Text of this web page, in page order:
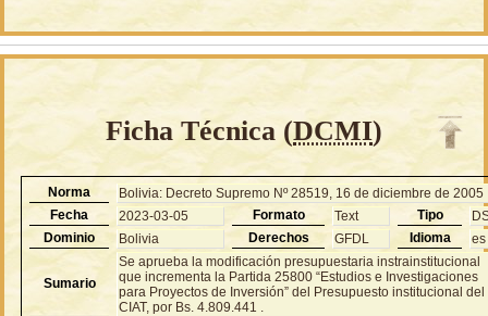
Ficha Técnica (DCMI)
Norma
Bolivia: Decreto Supremo Nº 28519, 16 de diciembre de 2005
Fecha
2023-03-05 Formato Text Tipo
Dominio
Bolivia Derechos GFDL Idioma es
Sumario
Se aprueba la modificación presupuestaria instrainstitucional
que incrementa la Partida 25800 “Estudios e Investigaciones
para Proyectos de Inversión” del Presupuesto institucional del
CIAT, por Bs. 4.809.441 .